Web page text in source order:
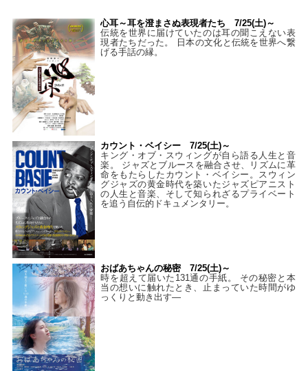
心耳～耳を澄まさぬ表現者たち 7/25(土)～
伝統を世界に届けていたのは耳の聞こえない表
現者たちだった。 日本の文化と伝統を世界へ繋
げる手話の縁。
カウント・ベイシー 7/25(土)～
キング・オブ・スウィングが自ら語る人生と音
楽。 ジャズとブルースを融合させ、リズムに革
命をもたらしたカウント・ベイシー。スウィン
グジャズの黄金時代を築いたジャズピアニスト
の人生と音楽、そして知られざるプライベート
を追う自伝的ドキュメンタリー。
おばあちゃんの秘密 7/25(土)～
時を超えて届いた131通の手紙。 その秘密と本
当の想いに触れたとき、止まっていた時間がゆ
っくりと動き出す―